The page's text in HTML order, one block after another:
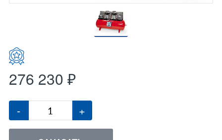
276 230 ₽
- +